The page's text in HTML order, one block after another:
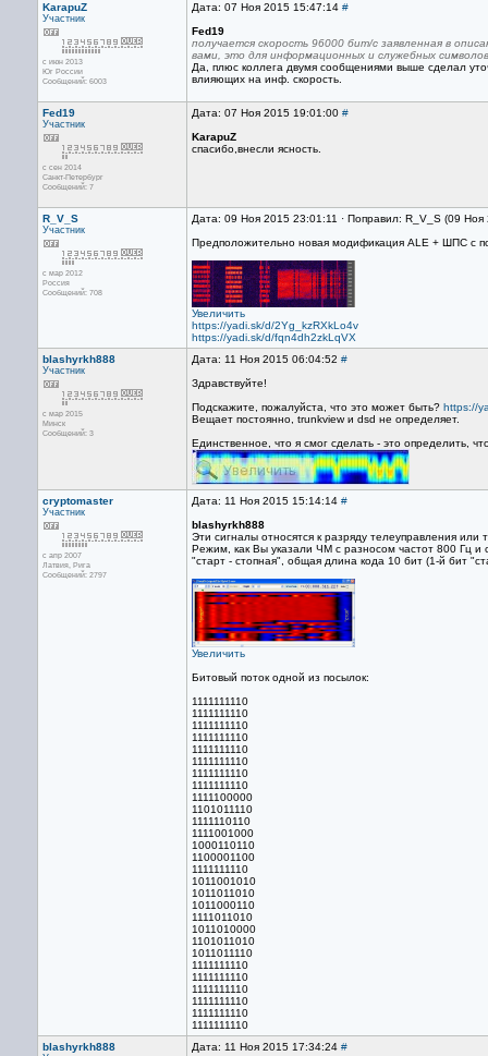
KarapuZ
Участник
с июн 2013
Юг России
Сообщений: 6003
Дата: 07 Ноя 2015 15:47:14 #
Fed19
получается скорость 96000 бит/с заявленная в
вами, это для информационных и служебных
Да, плюс коллега двумя сообщениями выше сделал
влияющих на инф. скорость.
Fed19
Участник
с сен 2014
Санкт-Петербург
Сообщений: 7
Дата: 07 Ноя 2015 19:01:00 #
KarapuZ
спасибо,внесли ясность.
R_V_S
Участник
с мар 2012
Россия
Сообщений: 708
Дата: 09 Ноя 2015 23:01:11 · Поправил: R_V_S (09
Предположительно новая модификация ALE + ШПС с
Увеличить
https://yadi.sk/d/2Yg_kzRXkLo4v
https://yadi.sk/d/fqn4dh2zkLqVX
blashyrkh888
Участник
с мар 2015
Минск
Сообщений: 3
Дата: 11 Ноя 2015 06:04:52 #
Здравствуйте!
Подскажите, пожалуйста, что это может быть? https://
Вещает постоянно, trunkview и dsd не определяет.
Единственное, что я смог сделать - это определить,
cryptomaster
Участник
с апр 2007
Латвия, Рига
Сообщений: 2797
Дата: 11 Ноя 2015 15:14:14 #
blashyrkh888
Эти сигналы относятся к разряду телеуправления
Режим, как Вы указали ЧМ с разносом частот 800 Гц
"старт - стопная", общая длина кода 10 бит (1-й бит
Увеличить
Битовый поток одной из посылок:
1111111110
1111111110
1111111110
1111111110
1111111110
1111111110
1111111110
1111111110
1111100000
1101011110
1111110110
1111001000
1000110110
1100001100
1111111110
1011001010
1011011010
1011000110
1111011010
1011010000
1101011010
1011011110
1111111110
1111111110
1111111110
1111111110
1111111110
1111111110
blashyrkh888
Дата: 11 Ноя 2015 17:34:24 #